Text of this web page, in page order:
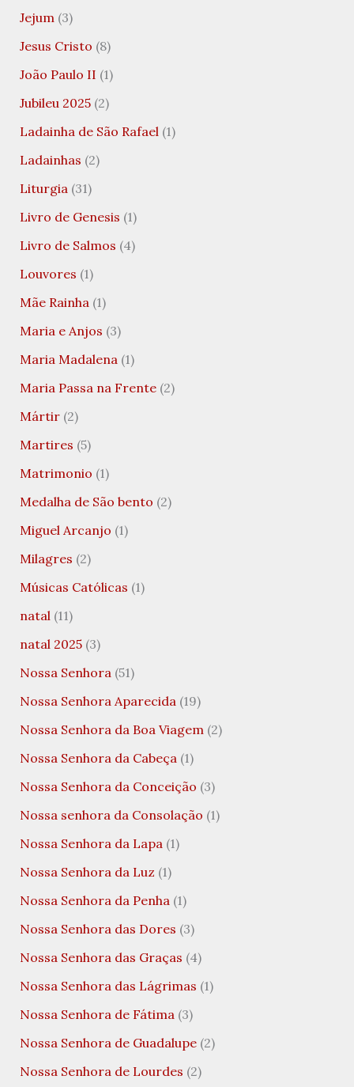
Jejum(3)
Jesus Cristo (8)
João Paulo II (1)
Jubileu 2025(2)
Ladainha de São Rafael(1)
Ladainhas (2)
Liturgia(31)
Livro de Genesis (1)
Livro de Salmos (4)
Louvores (1)
Mãe Rainha(1)
Maria e Anjos (3)
Maria Madalena(1)
Maria Passa na Frente(2)
Mártir(2)
Martires (5)
Matrimonio (1)
Medalha de São bento (2)
Miguel Arcanjo (1)
Milagres (2)
Músicas Católicas (1)
natal(11)
natal 2025(3)
Nossa Senhora(51)
Nossa Senhora Aparecida(19)
Nossa Senhora da Boa Viagem(2)
Nossa Senhora da Cabeça(1)
Nossa Senhora da Conceição (3)
Nossa senhora da Consolação (1)
Nossa Senhora da Lapa(1)
Nossa Senhora da Luz (1)
Nossa Senhora da Penha(1)
Nossa Senhora das Dores (3)
Nossa Senhora das Graças (4)
Nossa Senhora das Lágrimas (1)
Nossa Senhora de Fátima(3)
Nossa Senhora de Guadalupe(2)
Nossa Senhora de Lourdes (2)